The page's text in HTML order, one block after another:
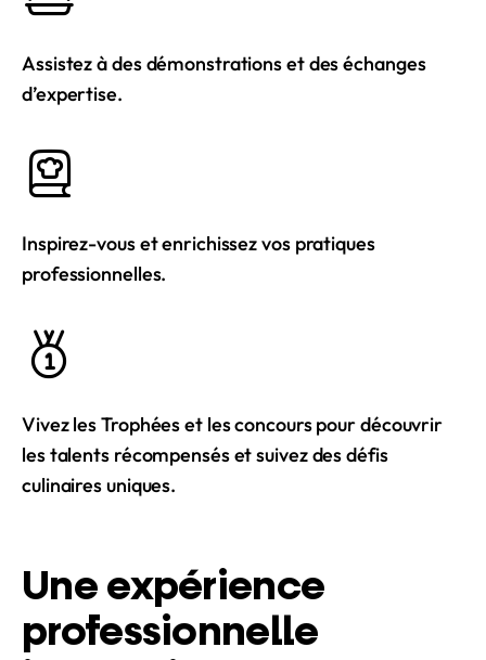
Assistez à des démonstrations et des échanges
d’expertise.
Inspirez-vous et enrichissez vos pratiques
professionnelles.
Vivez les Trophées et les concours pour découvrir
les talents récompensés et suivez des défis
culinaires uniques.
Une expérience
professionnelle